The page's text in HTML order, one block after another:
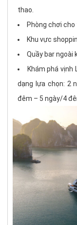
thao.
Phòng chơi
Khu vực
Quầy bar ngoài
Khám phá vịnh
dạng lựa chọn: 2
đêm – 5 ngày/4